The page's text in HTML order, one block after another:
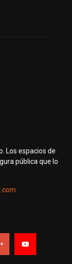
Los espacios de
pública que lo